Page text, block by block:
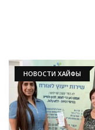
НОВОСТИ ХАЙФЫ